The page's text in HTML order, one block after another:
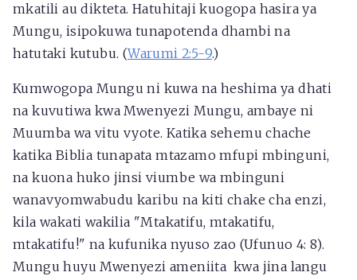
mkatili au dikteta. Hatuhitaji kuogopa hasira ya
Mungu, isipokuwa tunapotenda dhambi na
hatutaki kutubu. (Warumi 2:5-9.)
Kumwogopa Mungu ni kuwa na heshima ya dhati
na kuvutiwa kwa Mwenyezi Mungu, ambaye ni
Muumba wa vitu vyote. Katika sehemu chache
katika Biblia tunapata mtazamo mfupi mbinguni,
na kuona huko jinsi viumbe wa mbinguni
wanavyomwabudu karibu na kiti chake cha enzi,
kila wakati wakilia "Mtakatifu, mtakatifu,
mtakatifu!" na kufunika nyuso zao (Ufunuo 4: 8).
Mungu huyu Mwenyezi ameniita kwa jina langu